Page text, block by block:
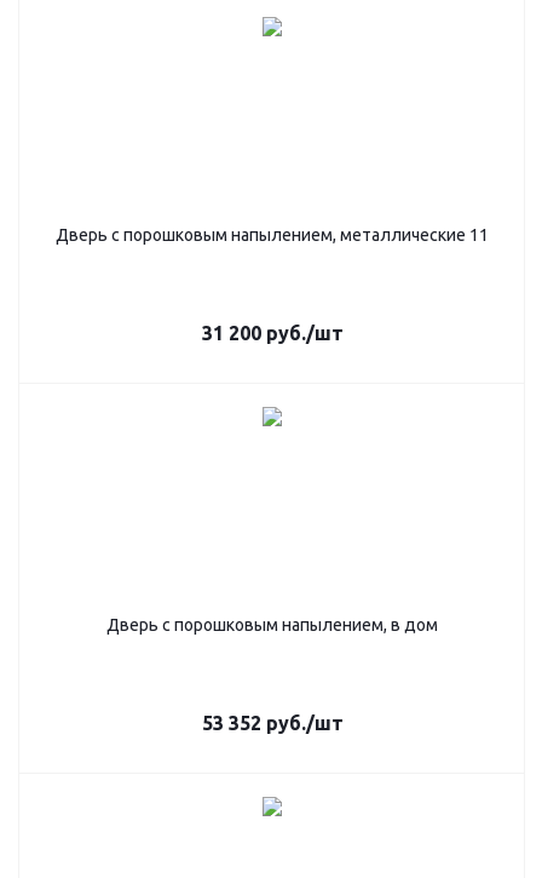
Дверь с порошковым напылением, металлические 11
31 200руб./шт
Дверь с порошковым напылением, в дом
53 352 руб./шт